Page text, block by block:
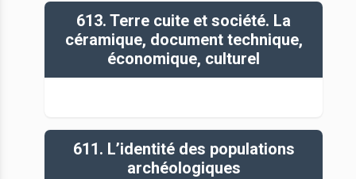
613. Terre cuite et société. La
céramique, document technique,
économique, culturel
611. L’identité des populations
archéologiques